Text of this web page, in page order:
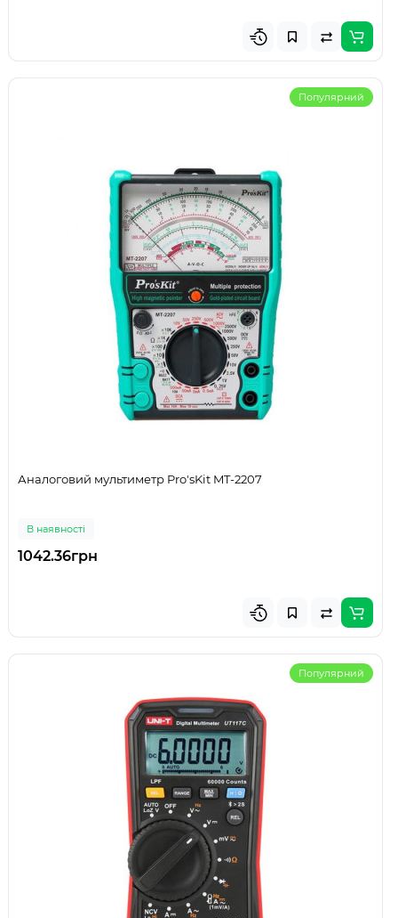
Популярний
Аналоговий мультиметр Pro'sKit MT-2207
В наявності
1042.36грн
Популярний